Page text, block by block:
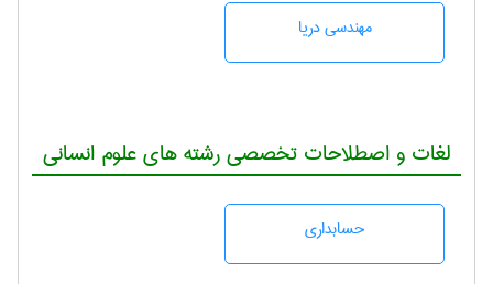
مهندسی دریا
لغات و اصطلاحات تخصصی رشته های علوم انسانی
حسابداری